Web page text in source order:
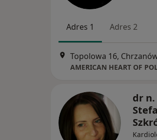
Adres 1 Adres 2
Topolowa 16,
AMERICAN HEART OF
dr